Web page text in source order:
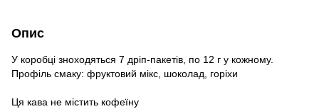
Опис
У коробці зноходяться 7 дріп-пакетів, по 12 г у кожному.
Профіль смаку: фруктовий мікс, шоколад, горіхи
Ця кава не містить кофеїну